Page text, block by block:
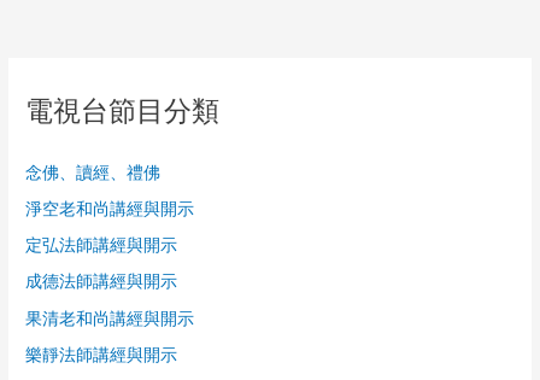
電視台節目分類
念佛、讀經、禮佛
淨空老和尚講經與開示
定弘法師講經與開示
成德法師講經與開示
果清老和尚講經與開示
樂靜法師講經與開示